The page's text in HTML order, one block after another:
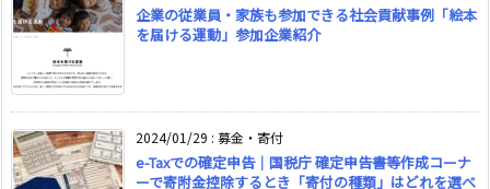
企業の従業員・家族も参加できる社会貢献事例「絵本
を届ける運動」参加企業紹介
2024/01/29 : 募金・寄付
e-Taxでの確定申告｜国税庁 確定申告書等作成コーナ
ーで寄附金控除するとき「寄付の種類」はどれを選べ